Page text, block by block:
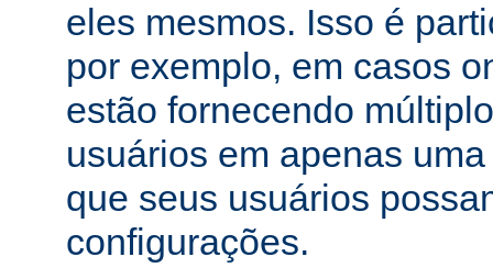
eles mesmos. Isso é
por exemplo, em casos
estão fornecendo
usuários em apenas
que seus usuários
configurações.